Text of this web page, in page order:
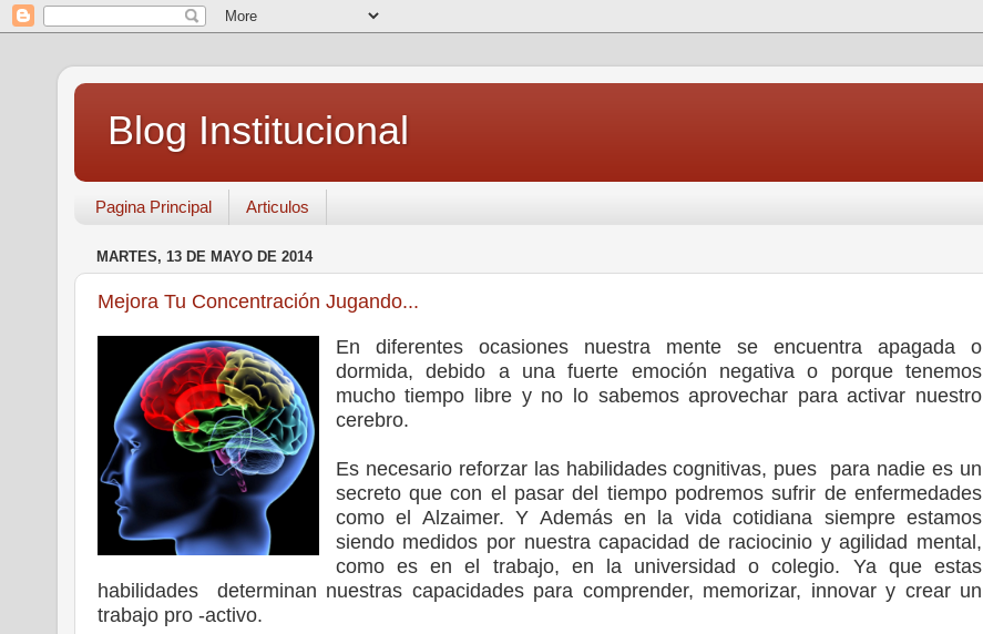
Blog Institucional
Pagina Principal Articulos
MARTES, 13 DE MAYO DE 2014
Mejora Tu Concentración Jugando...
En diferentes ocasiones nuestra mente se encuentra apagada o
dormida, debido a una fuerte emoción negativa o porque tenemos
mucho tiempo libre y no lo sabemos aprovechar para activar nuestro
cerebro.
Es necesario reforzar las habilidades cognitivas, pues para nadie es un
secreto que con el pasar del tiempo podremos sufrir de enfermedades
como el Alzaimer. Y Además en la vida cotidiana siempre estamos
siendo medidos por nuestra capacidad de raciocinio y agilidad mental,
como es en el trabajo, en la universidad o colegio. Ya que estas
habilidades determinan nuestras capacidades para comprender, memorizar, innovar y crear un
trabajo pro -activo.